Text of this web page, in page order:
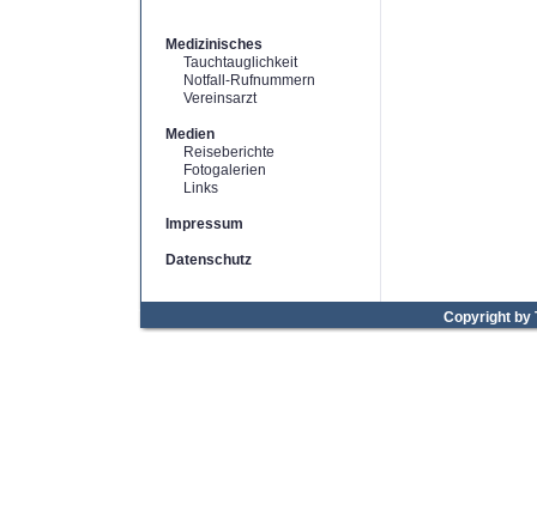
Medizinisches
Tauchtauglichkeit
Notfall-Rufnummern
Vereinsarzt
Medien
Reiseberichte
Fotogalerien
Links
Impressum
Datenschutz
Copyright by